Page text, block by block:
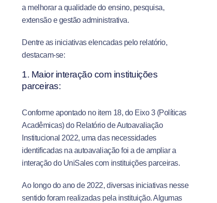
a melhorar a qualidade do ensino, pesquisa,
extensão e gestão administrativa.
Dentre as iniciativas elencadas pelo relatório,
destacam-se:
1. Maior interação com instituições
parceiras:
Conforme apontado no item 18, do Eixo 3 (Políticas
Acadêmicas) do Relatório de Autoavaliação
Institucional 2022, uma das necessidades
identificadas na autoavaliação foi a de ampliar a
interação do UniSales com instituições parceiras.
Ao longo do ano de 2022, diversas iniciativas nesse
sentido foram realizadas pela instituição. Algumas